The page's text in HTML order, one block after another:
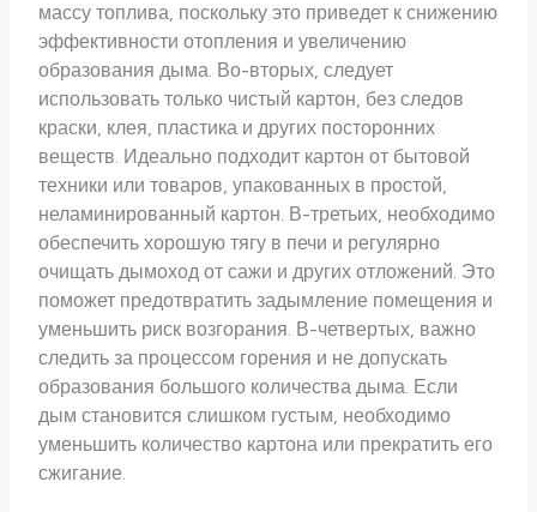
массу топлива, поскольку это приведет к снижению
эффективности отопления и увеличению
образования дыма. Во-вторых, следует
использовать только чистый картон, без следов
краски, клея, пластика и других посторонних
веществ. Идеально подходит картон от бытовой
техники или товаров, упакованных в простой,
неламинированный картон. В-третьих, необходимо
обеспечить хорошую тягу в печи и регулярно
очищать дымоход от сажи и других отложений. Это
поможет предотвратить задымление помещения и
уменьшить риск возгорания. В-четвертых, важно
следить за процессом горения и не допускать
образования большого количества дыма. Если
дым становится слишком густым, необходимо
уменьшить количество картона или прекратить его
сжигание.